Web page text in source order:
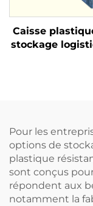
Caisse
stockage
Pour les
options de
plastique
sont conçus
répondent aux
notamment la